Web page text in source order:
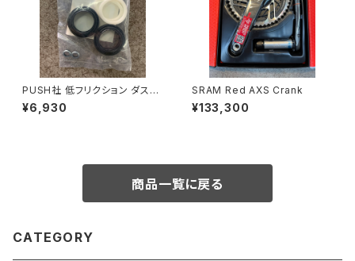
PUSH社 低フリクション ダスト
シール
¥6,930
SRAM Red AXS Crank
¥133,300
商品一覧に戻る
CATEGORY